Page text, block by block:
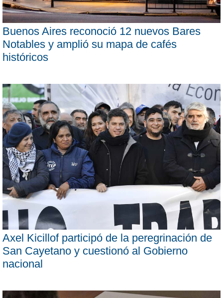
Buenos Aires reconoció 12 nuevos Bares
Notables y amplió su mapa de cafés
históricos
Axel Kicillof participó de la peregrinación de
San Cayetano y cuestionó al Gobierno
nacional